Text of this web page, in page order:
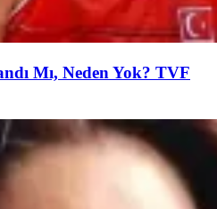
Mı, Neden Yok? TVF